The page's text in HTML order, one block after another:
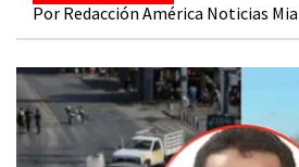
Por Redacción América Noticias